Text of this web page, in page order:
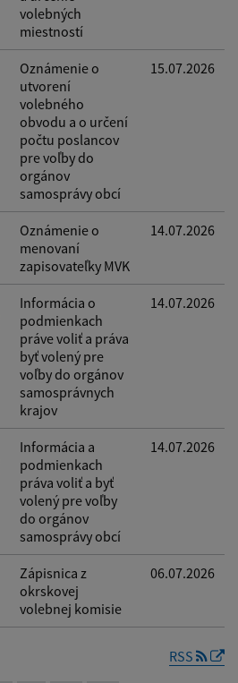
volebných
miestností
Oznámenie o
utvorení
volebného
obvodu a o určení
počtu poslancov
pre voľby do
orgánov
samosprávy obcí
15.07.2026
Oznámenie o
menovaní
zapisovateľky MVK
14.07.2026
Informácia o
podmienkach
práve voliť a práva
byť volený pre
voľby do orgánov
samosprávnych
krajov
14.07.2026
Informácia a
podmienkach
práva voliť a byť
volený pre voľby
do orgánov
samosprávy obcí
14.07.2026
Zápisnica z
okrskovej
volebnej komisie
06.07.2026
RSS